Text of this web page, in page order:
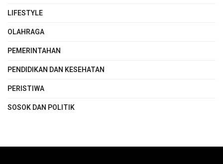
LIFESTYLE
OLAHRAGA
PEMERINTAHAN
PENDIDIKAN DAN KESEHATAN
PERISTIWA
SOSOK DAN POLITIK